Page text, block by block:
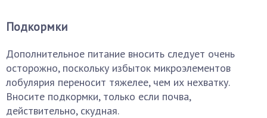
Подкормки
Дополнительное питание вносить следует очень
осторожно, поскольку избыток микроэлементов
лобулярия переносит тяжелее, чем их нехватку.
Вносите подкормки, только если почва,
действительно, скудная.